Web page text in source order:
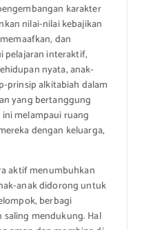
karakter
nilai-nilai kebajikan
dan
pelajaran interaktif,
nyata, anak-
prinsip alkitabiah dalam
yang bertanggung
melampaui ruang
dengan keluarga,
aktif menumbuhkan
anak didorong untuk
berbagi
saling mendukung. Hal